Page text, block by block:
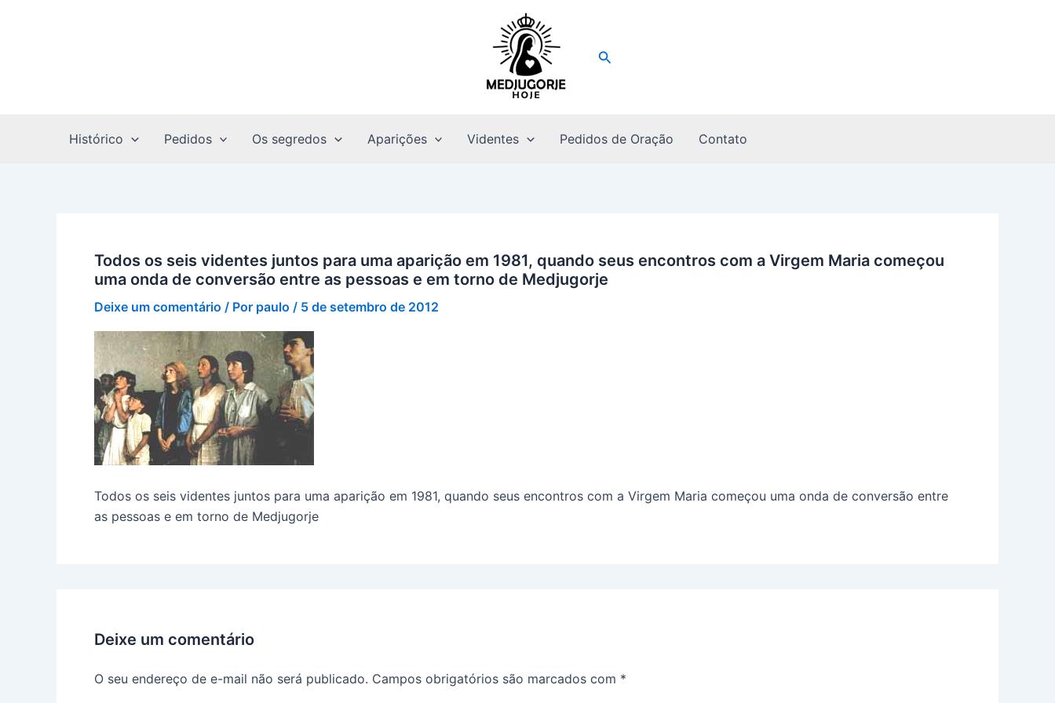
Pesquisar
Histórico Pedidos Os segredos Aparições Videntes Pedidos de Oração Contato
Todos os seis videntes juntos para uma aparição em 1981, quando seus encontros com a Virgem Maria começou
uma onda de conversão entre as pessoas e em torno de Medjugorje
Deixe um comentário / Por paulo / 5 de setembro de 2012
Todos os seis videntes juntos para uma aparição em 1981, quando seus encontros com a Virgem Maria começou uma onda de conversão entre
as pessoas e em torno de Medjugorje
Deixe um comentário
O seu endereço de e-mail não será publicado. Campos obrigatórios são marcados com *